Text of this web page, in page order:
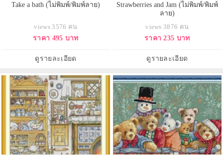
Take a bath (ไม่พิมพ์/พิมพ์ลาย)
views 3576 คน
ราคา 495 บาท
ดูรายละเอียด
Strawberries and Jam (ไม่พิมพ์/พิมพ์
ลาย)
views 3876 คน
ราคา 235 บาท
ดูรายละเอียด